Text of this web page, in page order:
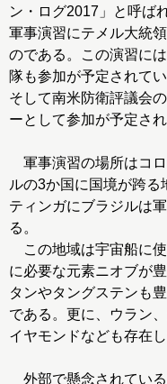
ン・ログ2017」と呼ば
軍事演習にテメル大統
のである。この演習に
隊も参加が予定されて
そして南米防衛評議会
ーとして参加が予定され
軍事演習の場所はコ
ルの3か国に国境が跨
ティンガにブラジルは
る。
この地域は宇宙船に
に必要な元素ニオブが
タンやタングステンも
である。更に、ウラン
イヤモンドなども存在し
外部で懸念されてい